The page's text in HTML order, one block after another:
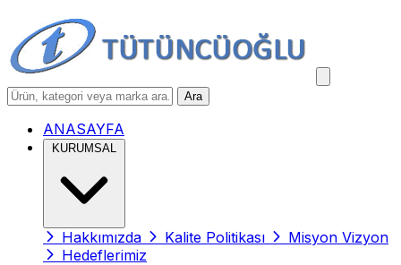
Ara
ANASAYFA
KURUMSAL
Hakkımızda Kalite Politikası
Misyon Vizyon
Hedeflerimiz